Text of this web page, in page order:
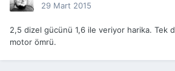
29 Mart 2015
2,5 dizel gücünü 1,6 ile veriyor harika. Tek
motor ömrü.